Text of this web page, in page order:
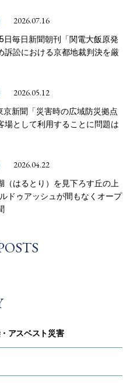
2026.07.16
日毎日新聞朝刊「関電大飯原発
訴訟における京都地裁判決を厳
2026.05.12
新聞「災害時の広域防災拠点
場として利用することに問題は
2026.04.22
（はるとり）を見下ろす丘の上
ドゥアッシュが間もなくオープ
アスベスト災害